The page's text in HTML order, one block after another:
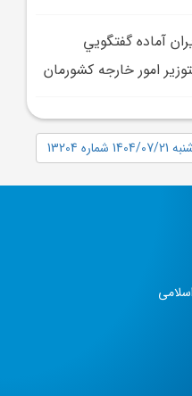
آماده گفتگويي
امور خارجه کشورمان